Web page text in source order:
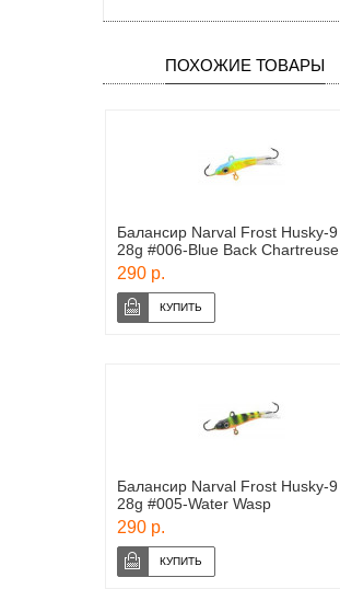
ПОХОЖИЕ ТОВАРЫ
Балансир Narval Frost Husky-9
28g #006-Blue Back Chartreuse
290 р.
Балансир Narval Frost Husky-9
28g #005-Water Wasp
290 р.